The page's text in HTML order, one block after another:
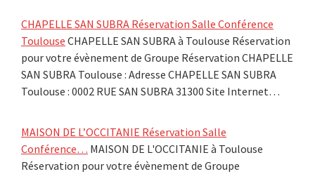
CHAPELLE SAN SUBRA Réservation Salle Conférence
Toulouse CHAPELLE SAN SUBRA à Toulouse Réservation
pour votre évènement de Groupe Réservation CHAPELLE
SAN SUBRA Toulouse : Adresse CHAPELLE SAN SUBRA
Toulouse : 0002 RUE SAN SUBRA 31300 Site Internet…
MAISON DE L’OCCITANIE Réservation Salle
Conférence… MAISON DE L'OCCITANIE à Toulouse
Réservation pour votre évènement de Groupe